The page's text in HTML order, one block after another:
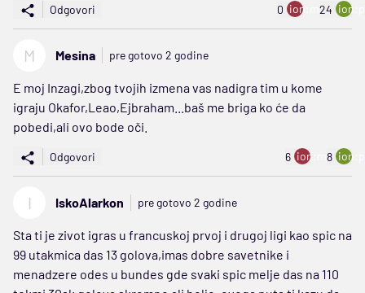
Odgovori 0 ion:minus
24
M Mesina pre gotovo 2 godine
E moj Inzagi,zbog tvojih izmena vas nadigra tim u kome
igraju Okafor,Leao,Ejbraham...baš me briga ko će da
pobedi,ali ovo bode oči.
Odgovori 6 ion:minus
8
I IskoAlarkon pre gotovo 2 godine
Sta ti je zivot igras u francuskoj prvoj i drugoj ligi kao spic na
99 utakmica das 13 golova,imas dobre savetnike i
menadzere odes u bundes gde svaki spic melje das na 110